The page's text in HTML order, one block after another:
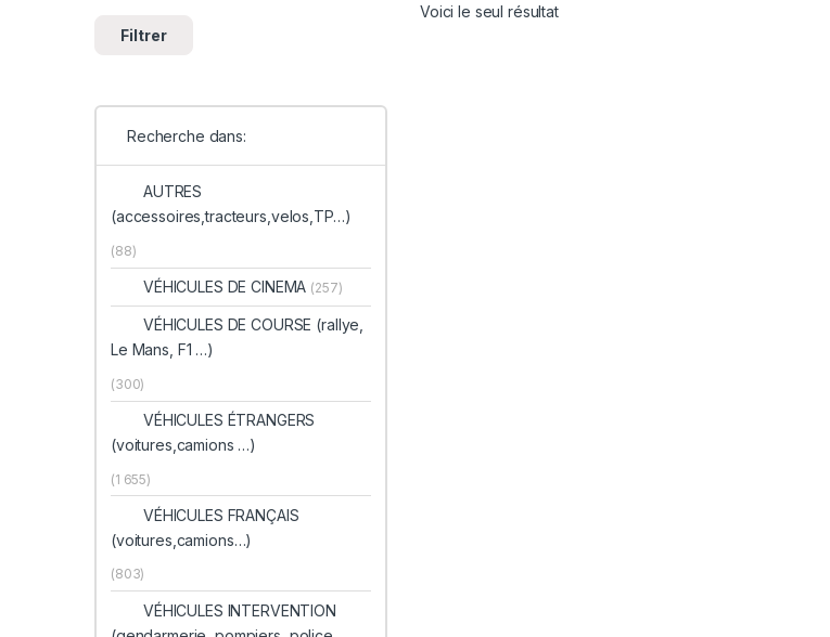
Voici le seul résultat
Filtrer
Recherche dans:
AUTRES
(accessoires,tracteurs,velos,TP…)
(88)
VÉHICULES DE CINEMA (257)
VÉHICULES DE COURSE (rallye,
Le Mans, F1 …)
(300)
VÉHICULES ÉTRANGERS
(voitures,camions …)
(1 655)
VÉHICULES FRANÇAIS
(voitures,camions…)
(803)
VÉHICULES INTERVENTION